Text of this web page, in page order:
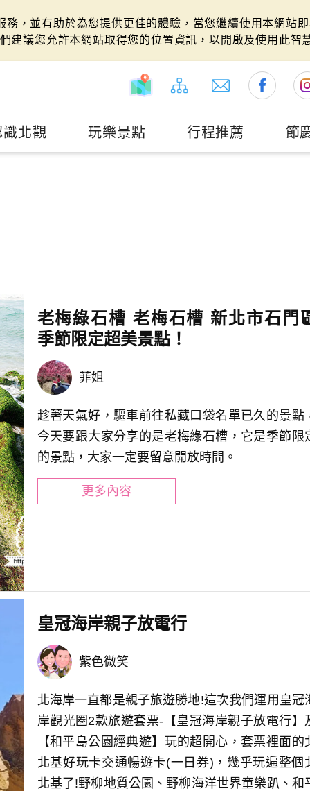
，並有助於為您提供更佳的體驗，當您繼續使用本網站
建議您允許本網站取得您的位置資訊，以開啟及使用此智
識北觀 玩樂景點 行程推薦 節
老梅綠石槽 老梅石槽 新北市石門
季節限定超美景點！
菲姐
趁著天氣好，驅車前往私藏口袋名單已久的景點
今天要跟大家分享的是老梅綠石槽，它是季節限
的景點，大家一定要留意開放時間。
更多內容
皇冠海岸親子放電行
紫色微笑
北海岸一直都是親子旅遊勝地!這次我們運用皇冠
岸觀光圈2款旅遊套票-【皇冠海岸親子放電行】
【和平島公園經典遊】玩的超開心，套票裡面的
北基好玩卡交通暢遊卡(一日券)，幾乎玩遍整個
北基了!野柳地質公園、野柳海洋世界童樂趴、和